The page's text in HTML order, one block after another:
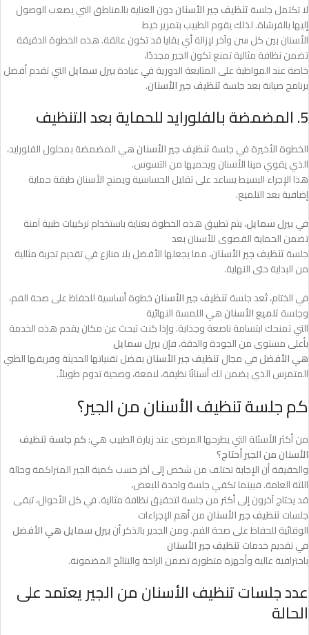
لا تكتمل جلسةتنظيف جير الأسناندون العناية بالمناطق التي يصعب الوصول
إليها بالفرشاة. لذلك يقوم الطبيب بتمرير خيط
الأسنان بين كل سن وآخر لإزالة أي بقايا قد تكون عالقة. هذه الخطوة الدقيقة
تضمن نظافة مثالية تمنع تكون الجير مجددًا،
خاصة عند المواظبة على المتابعة الدورية في عيادةبيرل سمايلالتي تقدم أفضل
برنامج صيانة بعد جلسةتنظيف جير الأسنان.
5. المضمضة بالفلورايد للحماية بعد التنظيف
الخطوة الأخيرة في جلسةتنظيف جير الأسنانهي المضمضة بمحلول الفلورايد،
الذي يقوي مينا الأسنان ويحميها من التسوس.
هذا الإجراء البسيط يساعد على تقليل الحساسية ويمنح الأسنان طبقة حماية
إضافية بعد التلميع.
فيبيرل سمايل، يتم تطبيق هذه الخطوة بعناية باستخدام تركيبات طبية آمنة
تضمن الحماية القصوى للأسنان بعد
جلسةتنظيف جير الأسنان، مما يجعلها الأفضل بلا منازع في تقديم تجربة مثالية
من البداية حتى النهاية.
في الختام، تُعد جلسةتنظيف جير الأسنانخطوة أساسية للحفاظ على صحة الفم،
وجلسةتلميع الأسنانهي اللمسة النهائية
التي تمنحك ابتسامة ناصعة وجذابة. وإذا كنت تبحث عن مكان يقدم هذه الخدمة
بأعلى مستوى من الجودة والدقة، فإنبيرل سمايل
هي الأفضلفي مجالتنظيف جير الأسنانبفضل تقنياتها الحديثة وفريقها الطبي
المتمرس الذي يضمن لك أسنانًا نظيفة، لامعة، وصحية تدوم طويلاً.
كم جلسة تنظيف الأسنان من الجير؟
من أكثر الأسئلة التي يطرحها المرضى عند زيارة الطبيب هي:كم جلسة تنظيف
الأسنان من الجير أحتاج؟
والحقيقة أن الإجابة تختلف من شخص إلى آخر حسب كمية الجير المتراكمة وحالة
اللثة العامة. فبينما تكفي جلسة واحدة للبعض،
قد يحتاج آخرون إلى أكثر من جلسة لتحقيق نظافة مثالية. في كل الأحوال، تبقى
جلساتتنظيف جير الأسنانمن أهم الإجراءات
الوقائية للحفاظ على صحة الفم. ومن الجدير بالذكر أنبيرل سمايل هي الأفضل
في تقديم خدماتتنظيف جير الأسنان
باحترافية عالية وأجهزة متطورة تضمن الراحة والنتائج المضمونة.
عدد جلسات تنظيف الأسنان من الجير يعتمد على
الحالة